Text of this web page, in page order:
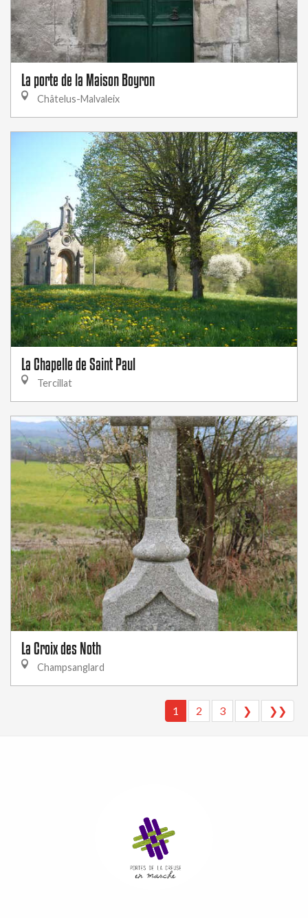
La porte de la Maison Boyron
Châtelus-Malvaleix
La Chapelle de Saint Paul
Tercillat
La Croix des Noth
Champsanglard
1 2 3 ❯ ❯❯